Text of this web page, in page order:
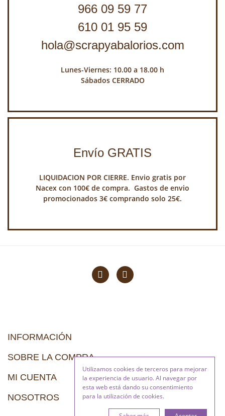
Utilizamos cookies de terceros para mejorar
la experiencia de usuario. Al navegar por
esta web está dando su consentimiento
para la utilización de cookies.
966 09 59 77
610 01 95 59
hola@scrapyabalorios.com
Lunes-Viernes: 10.00 a 18.00 h
Sábados CERRADO
Envío GRATIS
LIQUIDACION POR CIERRE. Envio gratis por
Nacex con 100€ de compra. Gastos de envio
promocionados 3€ comprando solo 25€.
INFORMACIÓN
SOBRE LA COMPRA
MI CUENTA
NOSOTROS